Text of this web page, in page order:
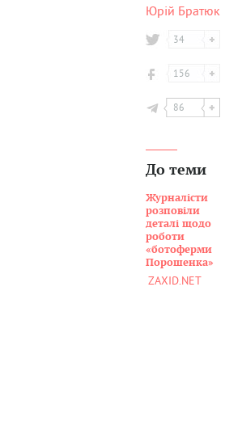
Юрій Братюк
34
156
86
До теми
Журналісти
розповіли
деталі щодо
роботи
«ботоферми
Порошенка»
ZAXID.NET